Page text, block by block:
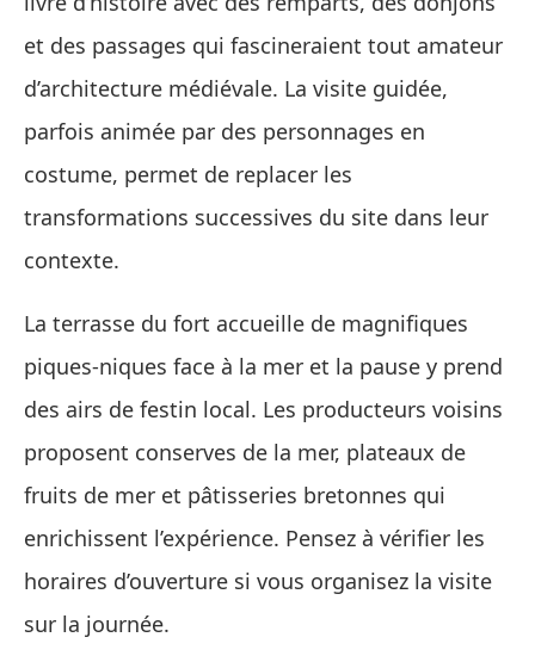
et des passages qui fascineraient tout amateur
d’architecture médiévale. La visite guidée,
parfois animée par des personnages en
costume, permet de replacer les
transformations successives du site dans leur
contexte.
La terrasse du fort accueille de magnifiques
piques‑niques face à la mer et la pause y prend
des airs de festin local. Les producteurs voisins
proposent conserves de la mer, plateaux de
fruits de mer et pâtisseries bretonnes qui
enrichissent l’expérience. Pensez à vérifier les
horaires d’ouverture si vous organisez la visite
sur la journée.